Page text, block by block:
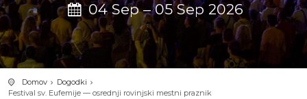
04 Sep – 05 Sep 2026
Domov
Dogodki
Festival sv. Eufemije — osrednji rovinjski mestni praznik